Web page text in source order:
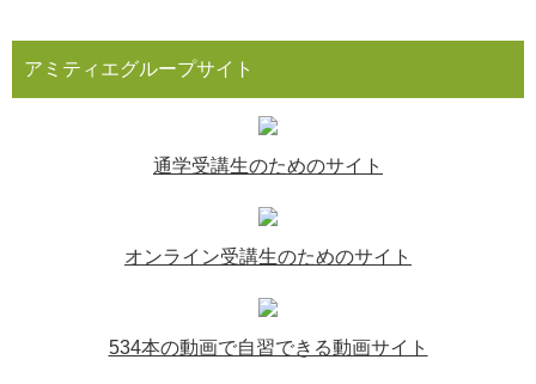
アミティエグループサイト
通学受講生のためのサイト
オンライン受講生のためのサイト
534本の動画で自習できる動画サイト